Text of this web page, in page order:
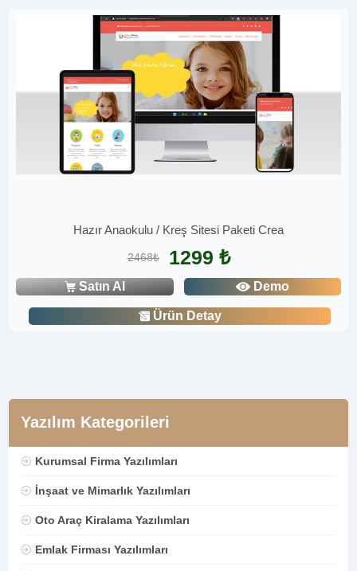
Yazılım Kategorileri
Kurumsal Firma Yazılımları
İnşaat ve Mimarlık Yazılımları
Oto Araç Kiralama Yazılımları
Emlak Firması Yazılımları
Hazır Anaokulu / Kreş Sitesi Paketi Crea
2468₺ 1299 ₺
Satın Al Demo
Ürün Detay